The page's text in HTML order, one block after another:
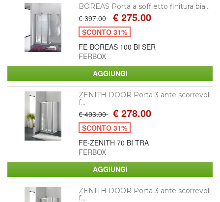
BOREAS Porta a soffietto finitura bia...
€ 397.00 € 275.00
SCONTO 31%
FE-BOREAS 100 BI SER
FERBOX
ZENITH DOOR Porta 3 ante scorrevoli
f...
€ 403.00 € 278.00
SCONTO 31%
FE-ZENITH 70 BI TRA
FERBOX
ZENITH DOOR Porta 3 ante scorrevoli
f...